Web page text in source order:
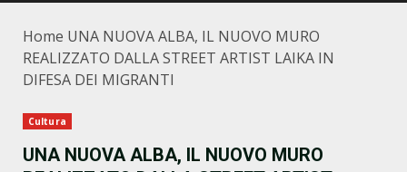
Home UNA NUOVA ALBA, IL NUOVO MURO
REALIZZATO DALLA STREET ARTIST LAIKA IN
DIFESA DEI MIGRANTI
Cultura
UNA NUOVA ALBA, IL NUOVO MURO